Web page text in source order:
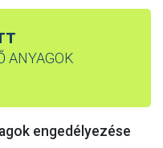
ANYAGOK
engedélyezése